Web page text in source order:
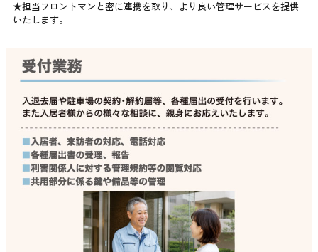
★担当フロントマンと密に連携を取り、より良い管理サービスを提供
いたします。